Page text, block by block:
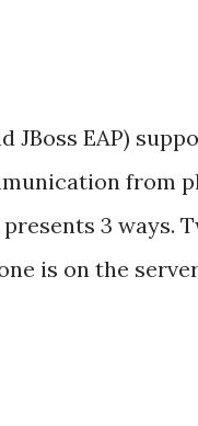
JBoss EAP)
from
3 ways.
is on the